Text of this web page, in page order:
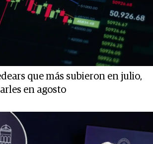
que más subieron en julio,
en agosto